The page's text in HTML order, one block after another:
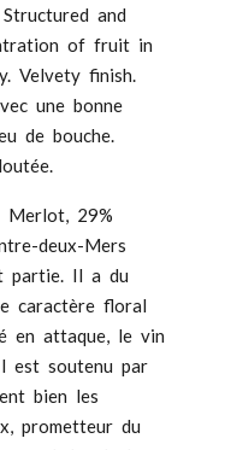
Structured and
of fruit in
Velvety finish.
une bonne
de bouche.
Merlot, 29%
deux-Mers
partie. Il a du
caractère floral
en attaque, le vin
est soutenu par
bien les
prometteur du